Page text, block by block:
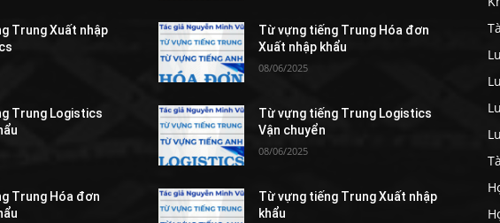
Trung Xuất nhập
Trung Logistics
Trung Hóa đơn
Từ vựng tiếng Trung Hóa đơn
Xuất nhập khẩu
08/06/2025
Từ vựng tiếng Trung Logistics
Vận chuyển
08/06/2025
Từ vựng tiếng Trung Xuất nhập
khẩu